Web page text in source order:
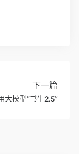
下一篇
大模型“书生2.5”